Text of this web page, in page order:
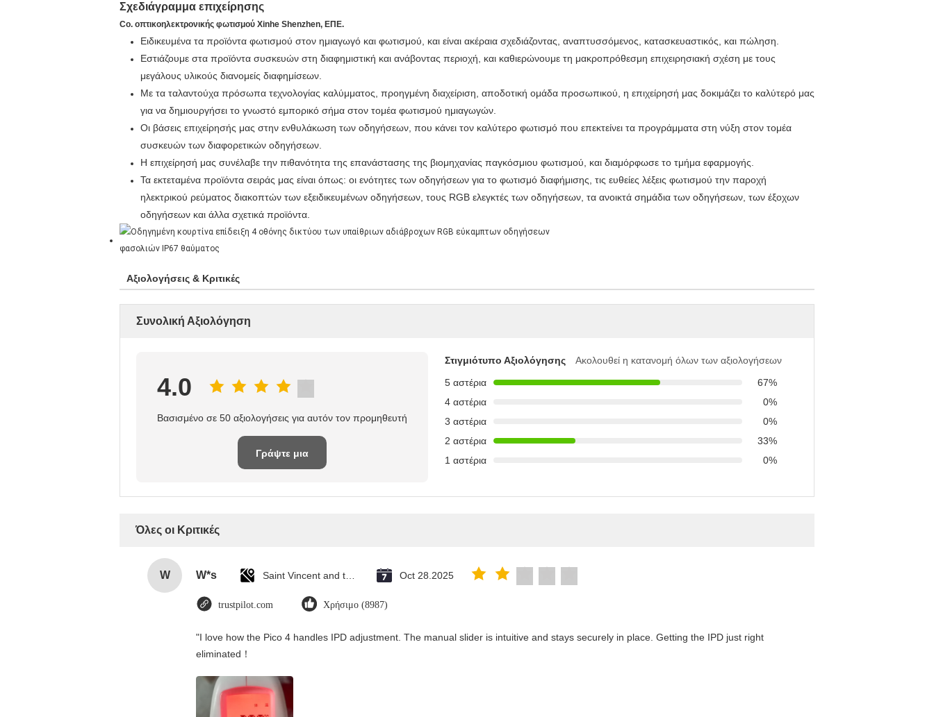
Σχεδιάγραμμα επιχείρησης
Co. οπτικοηλεκτρονικής φωτισμού Xinhe Shenzhen, ΕΠΕ.
Ειδικευμένα τα προϊόντα φωτισμού στον ημιαγωγό και φωτισμού, και είναι ακέραια σχεδιάζοντας, αναπτυσσόμενος, κατασκευαστικός, και πώληση.
Εστιάζουμε στα προϊόντα συσκευών στη διαφημιστική και ανάβοντας περιοχή, και καθιερώνουμε τη μακροπρόθεσμη επιχειρησιακή σχέση με τους
μεγάλους υλικούς διανομείς διαφημίσεων.
Με τα ταλαντούχα πρόσωπα τεχνολογίας καλύμματος, προηγμένη διαχείριση, αποδοτική ομάδα προσωπικού, η επιχείρησή μας δοκιμάζει το καλύτερό μας
για να δημιουργήσει το γνωστό εμπορικό σήμα στον τομέα φωτισμού ημιαγωγών.
Οι βάσεις επιχείρησής μας στην ενθυλάκωση των οδηγήσεων, που κάνει τον καλύτερο φωτισμό που επεκτείνει τα προγράμματα στη νύξη στον τομέα
συσκευών των διαφορετικών οδηγήσεων.
Η επιχείρησή μας συνέλαβε την πιθανότητα της επανάστασης της βιομηχανίας παγκόσμιου φωτισμού, και διαμόρφωσε το τμήμα εφαρμογής.
Τα εκτεταμένα προϊόντα σειράς μας είναι όπως: οι ενότητες των οδηγήσεων για το φωτισμό διαφήμισης, τις ευθείες λέξεις φωτισμού την παροχή
ηλεκτρικού ρεύματος διακοπτών των εξειδικευμένων οδηγήσεων, τους RGB ελεγκτές των οδηγήσεων, τα ανοικτά σημάδια των οδηγήσεων, των έξοχων
οδηγήσεων και άλλα σχετικά προϊόντα.
Αξιολογήσεις & Κριτικές
Συνολική Αξιολόγηση
4.0
Βασισμένο σε 50 αξιολογήσεις για αυτόν τον προμηθευτή
Γράψτε μια
Στιγμιότυπο Αξιολόγησης
Ακολουθεί η κατανομή όλων των αξιολογήσεων
5 αστέρια
67%
4 αστέρια
0%
3 αστέρια
0%
2 αστέρια
33%
1 αστέρια
0%
Όλες οι Κριτικές
W W*s Saint Vincent and the Grenadines Oct 28.2025
trustpilot.com Χρήσιμο (8987)
"I love how the Pico 4 handles IPD adjustment. The manual slider is intuitive and stays securely in place. Getting the IPD just right
eliminated！